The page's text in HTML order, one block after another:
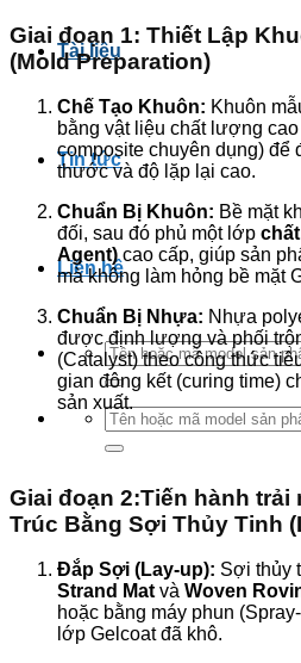
Tài liệu
Tin tức
Liên hệ
Tìm
kiếm:
Tìm
kiếm:
Giai đoạn 1: Thiết Lập
(Mold Preparation)
Chế Tạo Khuôn: Khuôn
bằng vật liệu chất lượng
composite chuyên dụng) để
thước và độ lặp lại cao.
Chuẩn Bị Khuôn: Bề mặt
đối, sau đó phủ một lớp
Agent)cao cấp, giúp sản
mà không làm hỏng bề mặt
Chuẩn Bị Nhựa: Nhựa
được định lượng và phối
(Catalyst) theo công thức
gian đông kết (curing time)
sản xuất.
Giai đoạn 2:Tiến hành trải
Trúc Bằng Sợi Thủy Tinh
Đắp Sợi (Lay-up): Sợi thủy
Strand Matvà Woven
hoặc bằng máy phun
lớp Gelcoat đã khô.